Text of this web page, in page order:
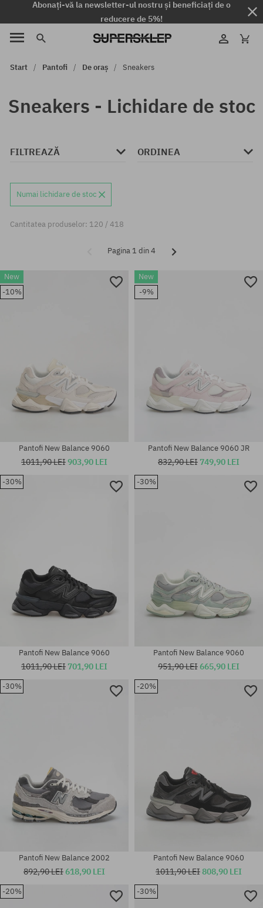
Abonați-vă la newsletter-ul nostru și beneficiați de o
reducere de 5%!
Start Pantofi De oraș Sneakers
Sneakers - Lichidare de stoc
FILTREAZĂ ORDINEA
Numai lichidare de stoc
Cantitatea produselor: 120 / 418
Pagina 1 din 4
New
-10%
Mărimi existente:
Pantofi New Balance 9060
1011,90 LEI903,90 LEI
New
-9%
Mărimi existente:
Pantofi New Balance 9060 JR
832,90 LEI 749,90 LEI
-30%
Pantofi New Balance 9060
1011,90 LEI 701,90 LEI
-30%
Pantofi New Balance 9060
951,90 LEI665,90 LEI
-30%
Pantofi New Balance 2002
892,90 LEI618,90 LEI
-20%
Pantofi New Balance 9060
1011,90 LEI808,90 LEI
-20% -30%